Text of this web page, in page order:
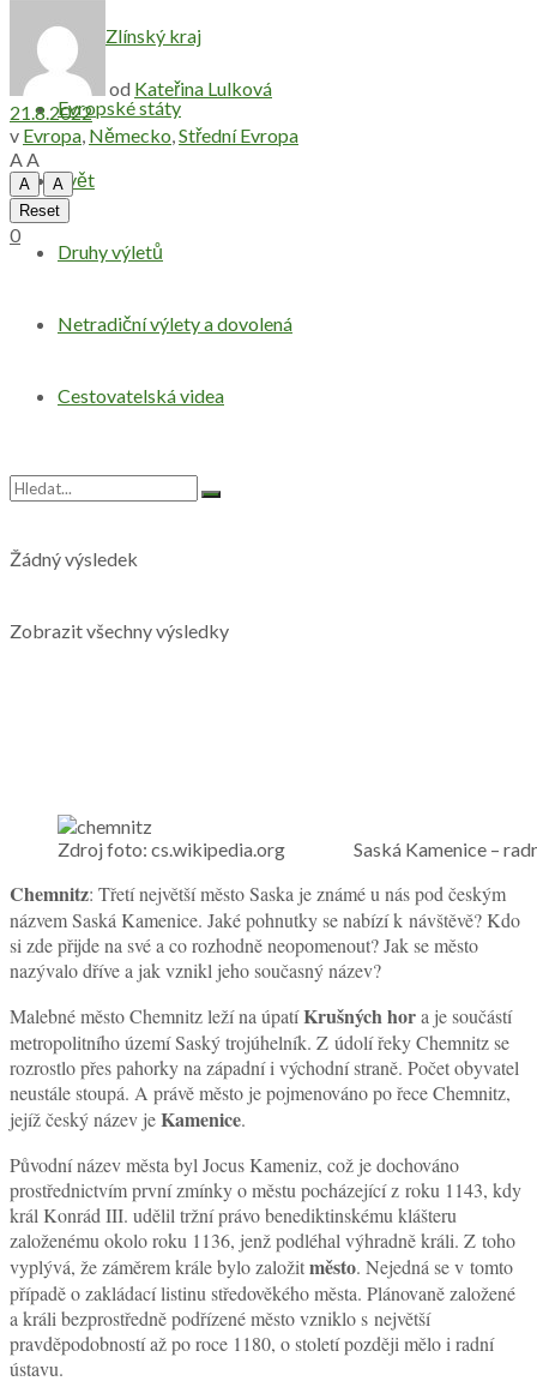
Zlínský kraj
Evropské státy
Svět
Druhy výletů
Netradiční výlety a dovolená
Cestovatelská videa
Žádný výsledek
Zobrazit všechny výsledky
od Kateřina Lulková
21.8.2022
v Evropa, Německo,Střední Evropa
AA
A
A
Reset
0
Zdroj foto: cs.wikipedia.org Saská Kamenice –
Chemnitz: Třetí největší město Saska je známé u nás pod českým
názvem Saská Kamenice. Jaké pohnutky se nabízí k návštěvě? Kdo
si zde přijde na své a co rozhodně neopomenout? Jak se město
nazývalo dříve a jak vznikl jeho současný název?
Malebné město Chemnitz leží na úpatíKrušných hora je součástí
metropolitního území Saský trojúhelník. Z údolí řeky Chemnitz se
rozrostlo přes pahorky na západní i východní straně. Počet obyvatel
neustále stoupá. A právě město je pojmenováno po řece Chemnitz,
jejíž český název jeKamenice.
Původní název města byl Jocus Kameniz, což je dochováno
prostřednictvím první zmínky o městu pocházející z roku 1143, kdy
král Konrád III. udělil tržní právo benediktinskému klášteru
založenému okolo roku 1136, jenž podléhal výhradně králi. Z toho
vyplývá, že záměrem krále bylo založitměsto. Nejedná se v tomto
případě o zakládací listinu středověkého města. Plánovaně založené
a králi bezprostředně podřízené město vzniklo s největší
pravděpodobností až po roce 1180, o století později mělo i radní
ústavu.